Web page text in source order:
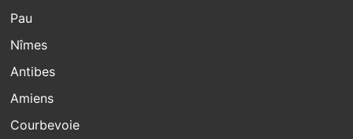
Pau
Nîmes
Antibes
Amiens
Courbevoie